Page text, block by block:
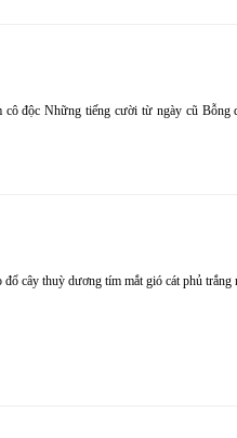
độc Những tiếng cười từ ngày cũ Bỗng
cây thuỳ dương tím mắt gió cát phủ trắng